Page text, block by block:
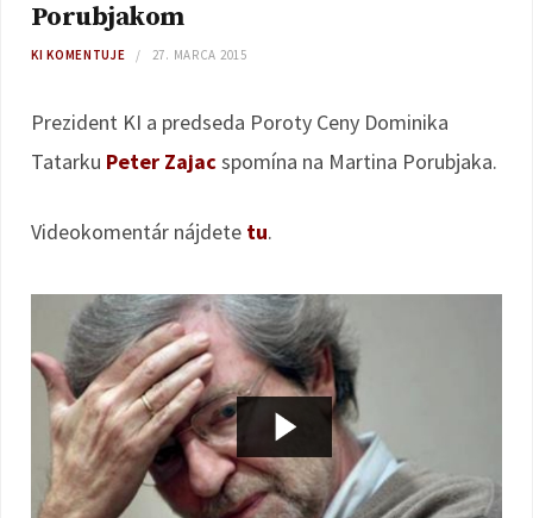
o e
Porubjakom
KI KOMENTUJE 27. MARCA 2015
Prezident KI a predseda Poroty Ceny Dominika
Tatarku Peter Zajacspomína na Martina Porubjaka.
Videokomentár nájdete tu.